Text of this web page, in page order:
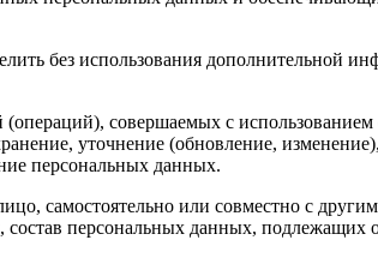
без использования дополнительной
совершаемых с использованием
уточнение (обновление,
персональных данных.
самостоятельно или совместно с
персональных данных, подлежащих